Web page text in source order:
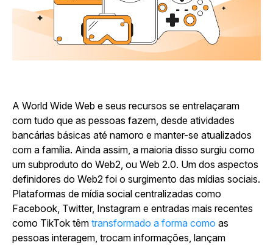
A World Wide Web e seus recursos se entrelaçaram
com tudo que as pessoas fazem, desde atividades
bancárias básicas até namoro e manter-se atualizados
com a família. Ainda assim, a maioria disso surgiu como
um subproduto do Web2, ou Web 2.0. Um dos aspectos
definidores do Web2 foi o surgimento das mídias sociais.
Plataformas de mídia social centralizadas como
Facebook, Twitter, Instagram e entradas mais recentes
como TikTok têm transformado a forma como as
pessoas interagem, trocam informações, lançam